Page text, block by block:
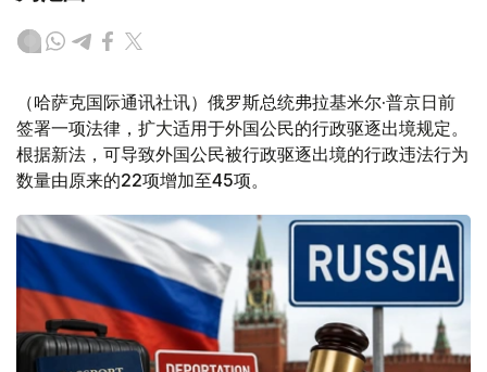
（哈萨克国际通讯社讯）俄罗斯总统弗拉基米尔·普京日前
签署一项法律，扩大适用于外国公民的行政驱逐出境规定。
根据新法，可导致外国公民被行政驱逐出境的行政违法行为
数量由原来的22项增加至45项。